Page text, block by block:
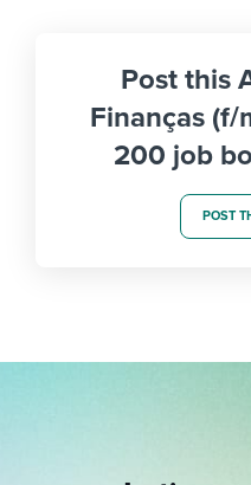
Post this
Finanças (f/
200 job
POST